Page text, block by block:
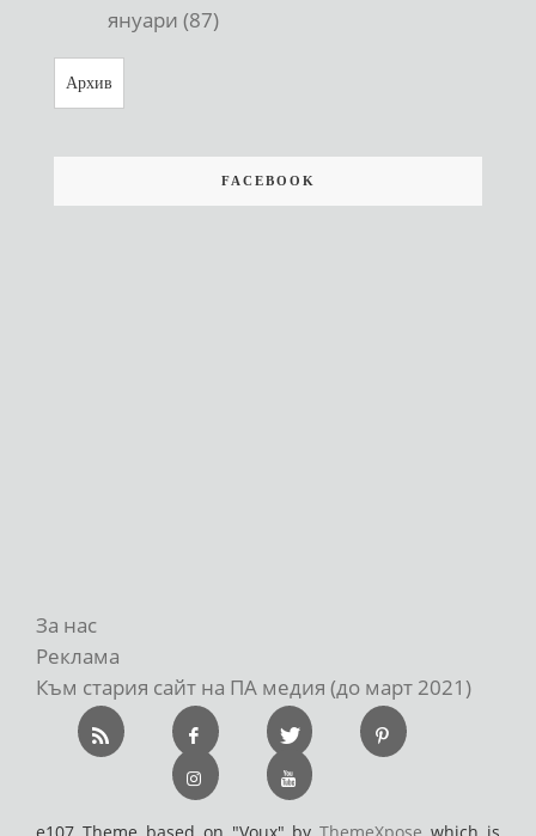
януари (87)
Архив
FACEBOOK
За нас
Реклама
Към стария сайт на ПА медия (до март 2021)